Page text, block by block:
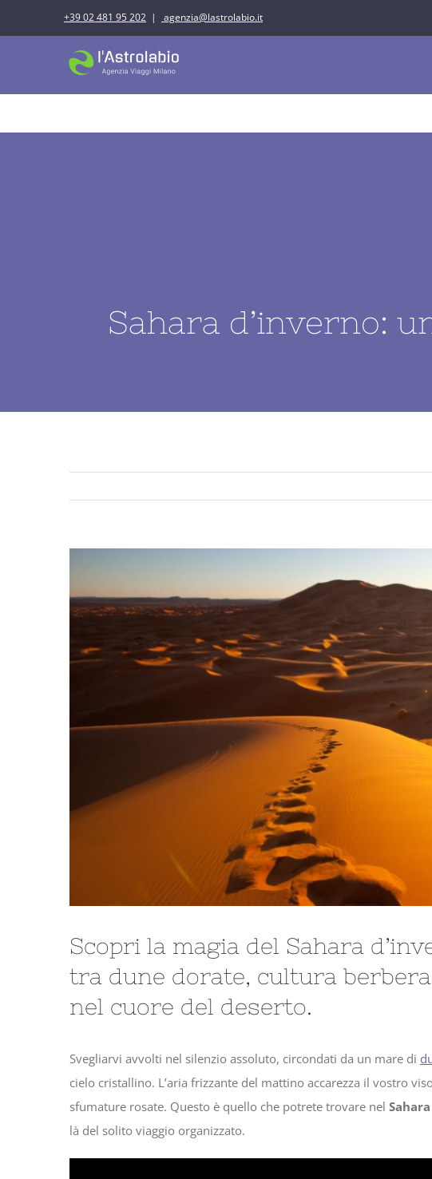
al
+39 02 481 95 202 | agenzia@lastrolabio.it
Sahara d’inverno:
Scopri la magia del Sahara
tra dune dorate, cultura
nel cuore del deserto.
Svegliarvi avvolti nel silenzio assoluto, circondati da un mare di
cielo cristallino. L’aria frizzante del mattino accarezza il vostro
sfumature rosate. Questo è quello che potrete trovare nel
là del solito viaggio organizzato.